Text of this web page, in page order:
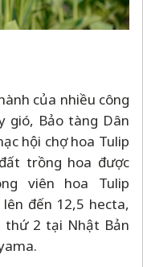
của nhiều công
gió, Bảo tàng Dân
hội chợ hoa Tulip
trồng hoa được
viên hoa Tulip
đến 12,5 hecta,
thứ 2 tại Nhật Bản